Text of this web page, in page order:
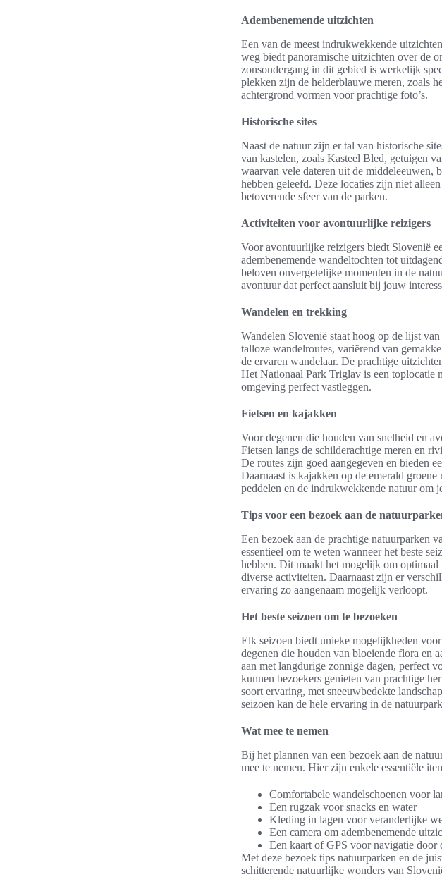
Adembenemende uitzichten
Een van de meest indrukwekkende
weg biedt panoramische uitzichten over de
zonsondergang in dit gebied is werkelijk
plekken zijn de helderblauwe meren, zoals
achtergrond vormen voor prachtige foto’s.
Historische sites
Naast de natuur zijn er tal van historische
van kastelen, zoals Kasteel Bled, getuigen
waarvan vele dateren uit de middeleeuwen,
hebben geleefd. Deze locaties zijn niet
betoverende sfeer van de parken.
Activiteiten voor avontuurlijke reizigers
Voor avontuurlijke reizigers biedt Slovenië
adembenemende wandeltochten tot
beloven onvergetelijke momenten in de
avontuur dat perfect aansluit bij jouw
Wandelen en trekking
Wandelen Slovenië staat hoog op de lijst
talloze wandelroutes, variërend van
de ervaren wandelaar. De prachtige
Het Nationaal Park Triglav is een toplocatie
omgeving perfect vastleggen.
Fietsen en kajakken
Voor degenen die houden van snelheid en
Fietsen langs de schilderachtige meren en
De routes zijn goed aangegeven en bieden
Daarnaast is kajakken op de emerald
peddelen en de indrukwekkende natuur om
Tips voor een bezoek aan de
Een bezoek aan de prachtige natuurparken
essentieel om te weten wanneer het beste
hebben. Dit maakt het mogelijk om optimaal
diverse activiteiten. Daarnaast zijn er
ervaring zo aangenaam mogelijk verloopt.
Het beste seizoen om te bezoeken
Elk seizoen biedt unieke mogelijkheden
degenen die houden van bloeiende flora en
aan met langdurige zonnige dagen, perfect
kunnen bezoekers genieten van prachtige
soort ervaring, met sneeuwbedekte
seizoen kan de hele ervaring in de
Wat mee te nemen
Bij het plannen van een bezoek aan de
mee te nemen. Hier zijn enkele essentiële
Comfortabele wandelschoenen voor
Een rugzak voor snacks en water
Kleding in lagen voor veranderlijke
Een camera om adembenemende
Een kaart of GPS voor navigatie door
Met deze bezoek tips natuurparken en de
schitterende natuurlijke wonders van